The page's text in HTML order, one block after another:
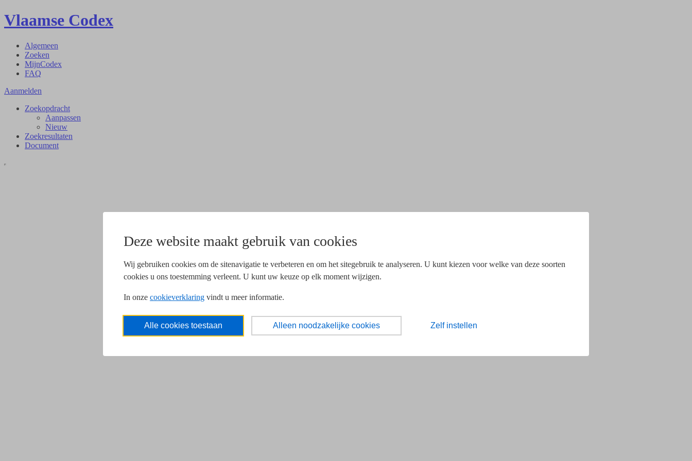
Deze website maakt gebruik van cookies
Wij gebruiken cookies om de sitenavigatie te verbeteren en om het sitegebruik te analyseren. U kunt kiezen voor welke van deze soorten
cookies u ons toestemming verleent. U kunt uw keuze op elk moment wijzigen.
In onze cookieverklaring vindt u meer informatie.
Alle cookies toestaan Alleen noodzakelijke cookies Zelf instellen
Vlaamse Codex
Algemeen
Zoeken
MijnCodex
FAQ
Aanmelden
Zoekopdracht
Aanpassen
Nieuw
Zoekresultaten
Document